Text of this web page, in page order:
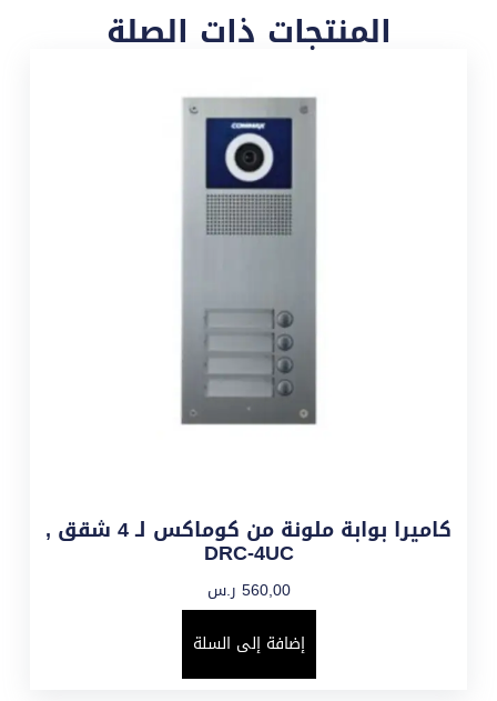
المنتجات ذات الصلة
كاميرا بوابة ملونة من كوماكس لـ 4 شقق ,
DRC-4UC
560,00 ر.س
إضافة إلى السلة